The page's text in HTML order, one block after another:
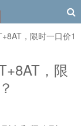
，限时一口价1
，限